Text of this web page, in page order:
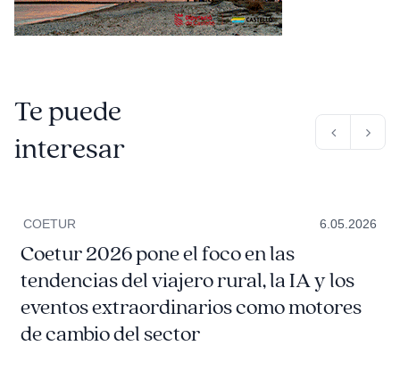
Te puede
interesar
COETUR 6.05.2026
Coetur 2026 pone el foco en las
tendencias del viajero rural, la IA y los
eventos extraordinarios como motores
de cambio del sector